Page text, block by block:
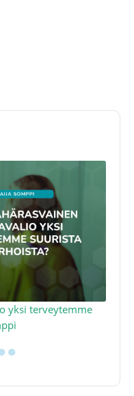
yksi terveytemme
●